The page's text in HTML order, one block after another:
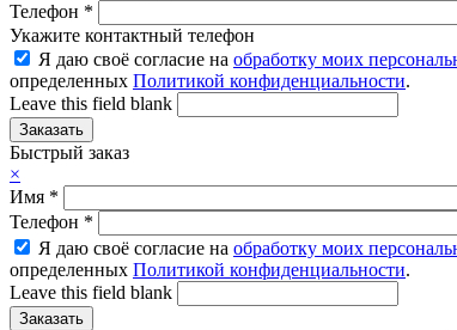
Телефон *
Укажите контактный телефон
Я даю своё согласие на обработку моих
определенных Политикой конфиденциальности.
Leave this field blank
Быстрый заказ
×
Имя *
Телефон *
Я даю своё согласие на обработку моих
определенных Политикой конфиденциальности.
Leave this field blank